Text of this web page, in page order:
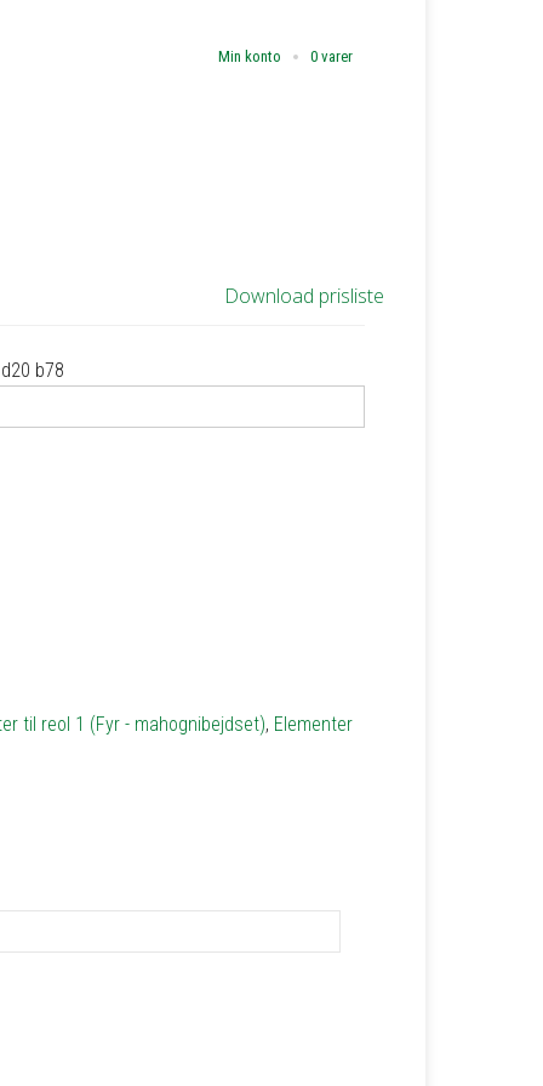
Min konto 0 varer
Download prisliste
b78
til reol 1 (Fyr - mahognibejdset), Elementer